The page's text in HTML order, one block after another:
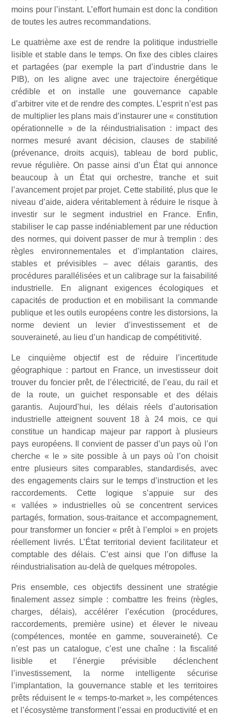
moins pour l’instant. L’effort humain est donc la condition
de toutes les autres recommandations.
Le quatrième axe est de rendre la politique industrielle
lisible et stable dans le temps. On fixe des cibles claires
et partagées (par exemple la part d’industrie dans le
PIB), on les aligne avec une trajectoire énergétique
crédible et on installe une gouvernance capable
d’arbitrer vite et de rendre des comptes. L’esprit n’est pas
de multiplier les plans mais d’instaurer une « constitution
opérationnelle » de la réindustrialisation : impact des
normes mesuré avant décision, clauses de stabilité
(prévenance, droits acquis), tableau de bord public,
revue régulière. On passe ainsi d’un État qui annonce
beaucoup à un État qui orchestre, tranche et suit
l’avancement projet par projet. Cette stabilité, plus que le
niveau d’aide, aidera véritablement à réduire le risque à
investir sur le segment industriel en France. Enfin,
stabiliser le cap passe indéniablement par une réduction
des normes, qui doivent passer de mur à tremplin : des
règles environnementales et d’implantation claires,
stables et prévisibles – avec délais garantis, des
procédures parallélisées et un calibrage sur la faisabilité
industrielle. En alignant exigences écologiques et
capacités de production et en mobilisant la commande
publique et les outils européens contre les distorsions, la
norme devient un levier d’investissement et de
souveraineté, au lieu d’un handicap de compétitivité.
Le cinquième objectif est de réduire l’incertitude
géographique : partout en France, un investisseur doit
trouver du foncier prêt, de l’électricité, de l’eau, du rail et
de la route, un guichet responsable et des délais
garantis. Aujourd’hui, les délais réels d’autorisation
industrielle atteignent souvent 18 à 24 mois, ce qui
constitue un handicap majeur par rapport à plusieurs
pays européens. Il convient de passer d’un pays où l’on
cherche « le » site possible à un pays où l’on choisit
entre plusieurs sites comparables, standardisés, avec
des engagements clairs sur le temps d’instruction et les
raccordements. Cette logique s’appuie sur des
« vallées » industrielles où se concentrent services
partagés, formation, sous-traitance et accompagnement,
pour transformer un foncier « prêt à l’emploi » en projets
réellement livrés. L’État territorial devient facilitateur et
comptable des délais. C’est ainsi que l’on diffuse la
réindustrialisation au-delà de quelques métropoles.
Pris ensemble, ces objectifs dessinent une stratégie
finalement assez simple : combattre les freins (règles,
charges, délais), accélérer l’exécution (procédures,
raccordements, première usine) et élever le niveau
(compétences, montée en gamme, souveraineté). Ce
n’est pas un catalogue, c’est une chaîne : la fiscalité
lisible et l’énergie prévisible déclenchent
l’investissement, la norme intelligente sécurise
l’implantation, la gouvernance stable et les territoires
prêts réduisent le « temps-to-market », les compétences
et l’écosystème transforment l’essai en productivité et en